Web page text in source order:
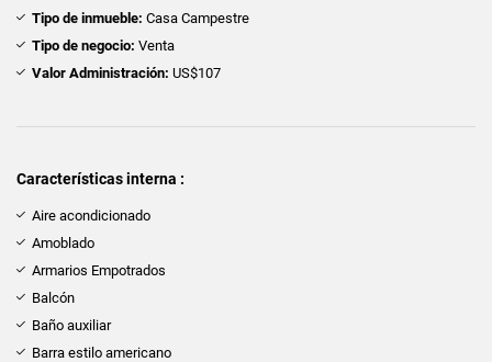
Tipo de inmueble: Casa Campestre
Tipo de negocio: Venta
Valor Administración: US$107
Características interna :
Aire acondicionado
Amoblado
Armarios Empotrados
Balcón
Baño auxiliar
Barra estilo americano